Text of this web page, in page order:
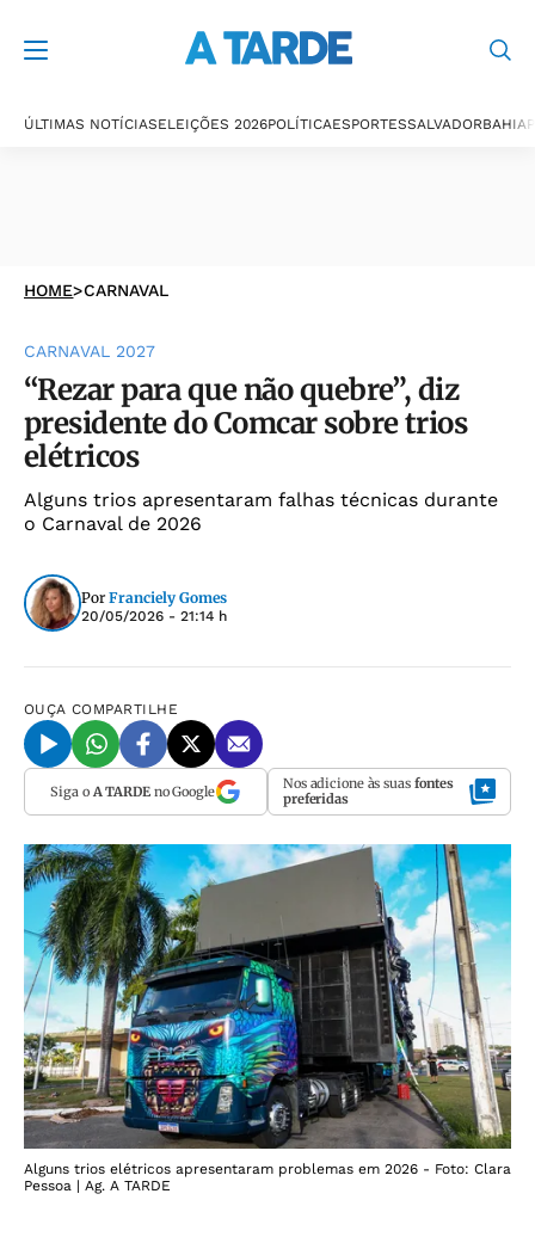
ÚLTIMAS NOTÍCIASELEIÇÕES 2026POLÍTICAESPORTESSALVADORBAHIA
HOME>CARNAVAL
CARNAVAL 2027
“Rezar para que não quebre”, diz
presidente do Comcar sobre trios
elétricos
Alguns trios apresentaram falhas técnicas durante
o Carnaval de 2026
Por Franciely Gomes
20/05/2026 - 21:14 h
OUÇA COMPARTILHE
Siga o A TARDEno Google Nos adicione às suas fontes
preferidas
Alguns trios elétricos apresentaram problemas em 2026 - Foto: Clara
Pessoa | Ag. A TARDE